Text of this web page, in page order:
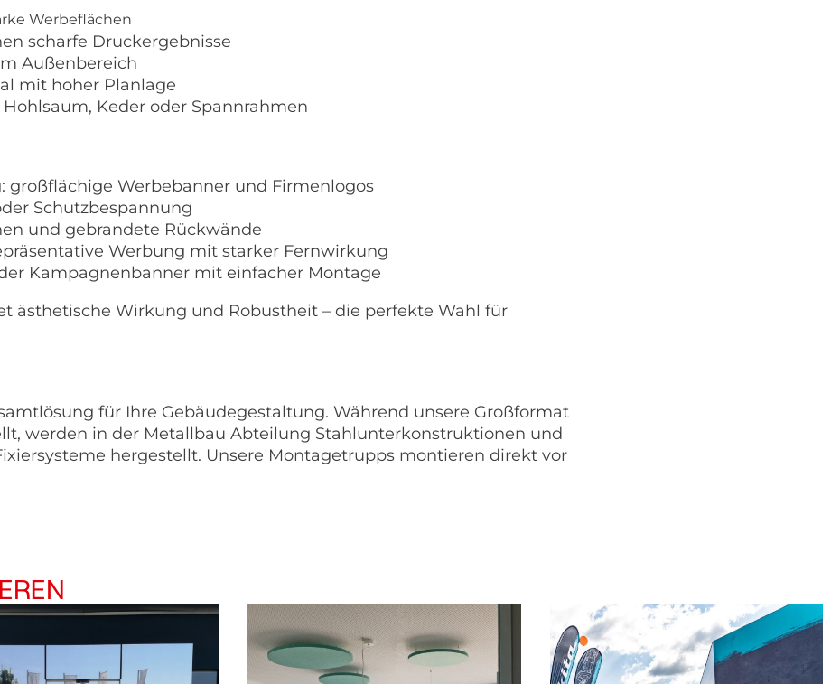
Werbeflächen
scharfe Druckergebnisse
Außenbereich
mit hoher Planlage
Keder oder Spannrahmen
großflächige Werbebanner und Firmenlogos
Schutzbespannung
und gebrandete Rückwände
Werbung mit starker Fernwirkung
Kampagnenbanner mit einfacher Montage
ästhetische Wirkung und Robustheit – die perfekte Wahl für
für Ihre Gebäudegestaltung. Während unsere Großformat
werden in der Metallbau Abteilung Stahlunterkonstruktionen und
hergestellt. Unsere Montagetrupps montieren direkt vor